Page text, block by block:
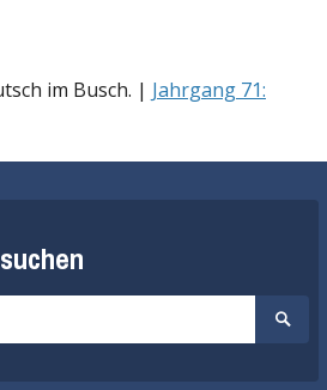
im Busch. | Jahrgang 71:
Suche